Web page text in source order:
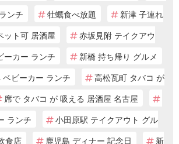
ンチ
牡蠣食べ放題
新津 子連れ
ット可 居酒屋
赤坂見附 テイクアウ
ーカー ランチ
新橋 持ち帰り グルメ
ビーカー ランチ
高松瓦町 タバコ が
席で タバコ が 吸える 居酒屋 名古屋
ランチ
小田原駅 テイクアウト グル
食店 鹿児島 ディナー 記念日 新